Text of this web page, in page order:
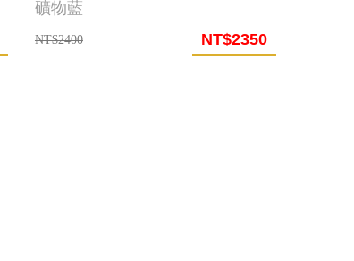
礦物藍
NT$2400 NT$2350